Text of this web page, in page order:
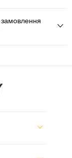
замовлення